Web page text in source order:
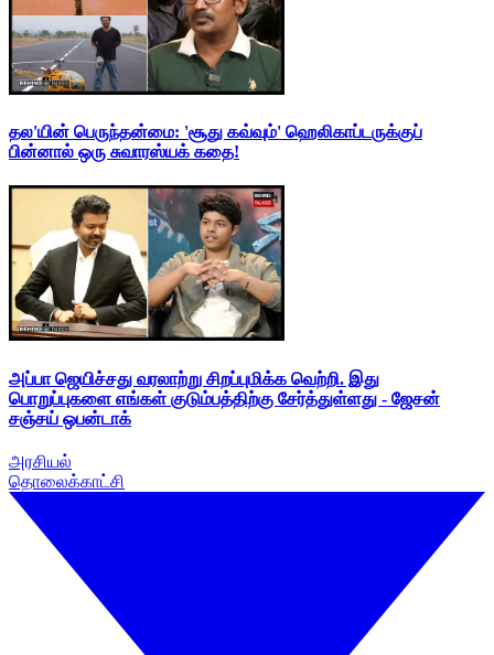
தல'யின் பெருந்தன்மை: 'சூது கவ்வும்' ஹெலிகாப்டருக்குப்
பின்னால் ஒரு சுவாரஸ்யக் கதை!
அப்பா ஜெயிச்சது வரலாற்று சிறப்புமிக்க வெற்றி. இது
பொறுப்புகளை எங்கள் குடும்பத்திற்கு சேர்த்துள்ளது - ஜேசன்
சஞ்சய் ஒபன்டாக்
அரசியல்
தொலைக்காட்சி